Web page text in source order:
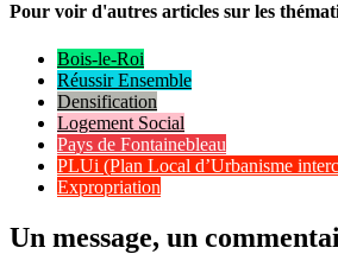
Pour voir d'autres articles sur les
Bois-le-Roi
Réussir Ensemble
Densification
Logement Social
Pays de Fontainebleau
PLUi (Plan Local d’Urbanisme
Expropriation
Un message, un